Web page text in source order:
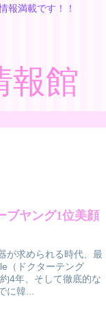
報満載です！！
報館
ブヤング1位美顔
が求められる時代、最
（ドクターテング
4年、そして徹底的な
に韓...